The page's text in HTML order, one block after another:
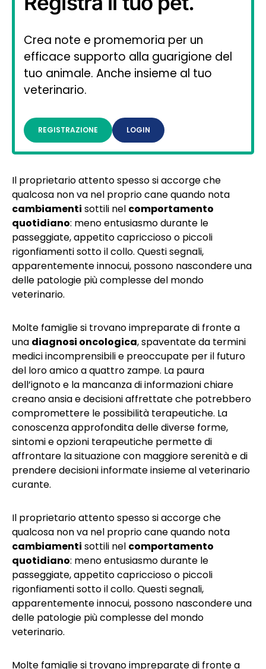
Crea note e promemoria per un
efficace supporto alla guarigione del
tuo animale. Anche insieme al tuo
veterinario.
REGISTRAZIONE LOGIN
Il proprietario attento spesso si accorge che
qualcosa non va nel proprio cane quando nota
cambiamenti sottili nel comportamento
quotidiano: meno entusiasmo durante le
passeggiate, appetito capriccioso o piccoli
rigonfiamenti sotto il collo. Questi segnali,
apparentemente innocui, possono nascondere una
delle patologie più complesse del mondo
veterinario.
Molte famiglie si trovano impreparate di fronte a
una diagnosi oncologica, spaventate da termini
medici incomprensibili e preoccupate per il futuro
del loro amico a quattro zampe. La paura
dell’ignoto e la mancanza di informazioni chiare
creano ansia e decisioni affrettate che potrebbero
compromettere le possibilità terapeutiche. La
conoscenza approfondita delle diverse forme,
sintomi e opzioni terapeutiche permette di
affrontare la situazione con maggiore serenità e di
prendere decisioni informate insieme al veterinario
curante.
Il proprietario attento spesso si accorge che
qualcosa non va nel proprio cane quando nota
cambiamenti sottili nel comportamento
quotidiano: meno entusiasmo durante le
passeggiate, appetito capriccioso o piccoli
rigonfiamenti sotto il collo. Questi segnali,
apparentemente innocui, possono nascondere una
delle patologie più complesse del mondo
veterinario.
Molte famiglie si trovano impreparate di fronte a